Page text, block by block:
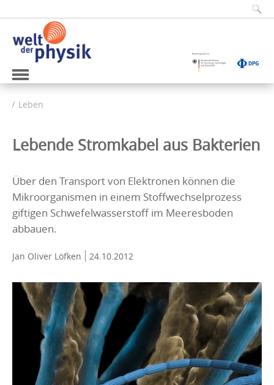
Leben
Lebende Stromkabel aus Bakterien
Über den Transport von Elektronen können die
Mikroorganismen in einem Stoffwechselprozess
giftigen Schwefelwasserstoff im Meeresboden
abbauen.
Jan Oliver Löfken 24.10.2012